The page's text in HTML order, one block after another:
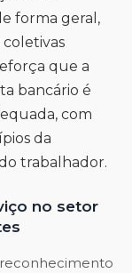
forma geral,
coletivas
que a
bancário é
com
da
trabalhador.
no setor